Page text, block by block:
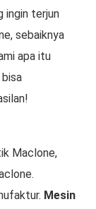
ingin terjun
sebaiknya
apa itu
Maclone,
Mesin